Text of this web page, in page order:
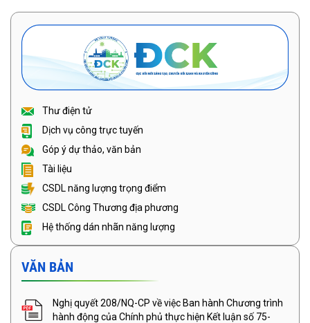
Thư điện tử
Dịch vụ công trực tuyến
Góp ý dự thảo, văn bản
Tài liệu
CSDL năng lượng trọng điểm
CSDL Công Thương địa phương
Hệ thống dán nhãn năng lượng
VĂN BẢN
Nghị quyết 208/NQ-CP về việc Ban hành Chương trình
hành động của Chính phủ thực hiện Kết luận số 75-